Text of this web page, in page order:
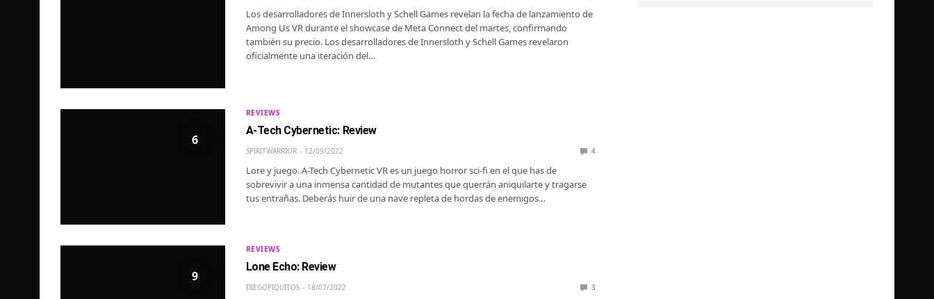
Los desarrolladores de Innersloth y Schell Games revelan la fecha de lanzamiento de
Among Us VR durante el showcase de Meta Connect del martes, confirmando
también su precio. Los desarrolladores de Innersloth y Schell Games revelaron
oficialmente una iteración del…
6
REVIEWS
A-Tech Cybernetic: Review
SPIRITWARRIOR 12/09/2022 4
Lore y juego. A-Tech Cybernetic VR es un juego horror sci-fi en el que has de
sobrevivir a una inmensa cantidad de mutantes que querrán aniquilarte y tragarse
tus entrañas. Deberás huir de una nave repleta de hordas de enemigos…
9
REVIEWS
Lone Echo: Review
DIEGOPIQUITOS 18/07/2022 3